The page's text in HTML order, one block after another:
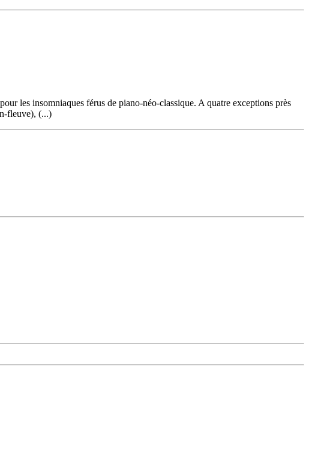
les insomniaques férus de piano-néo-classique. A quatre exceptions près
fleuve), (...)